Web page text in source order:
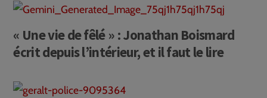
« Une vie de fêlé » : Jonathan Boismard
écrit depuis l’intérieur, et il faut le lire